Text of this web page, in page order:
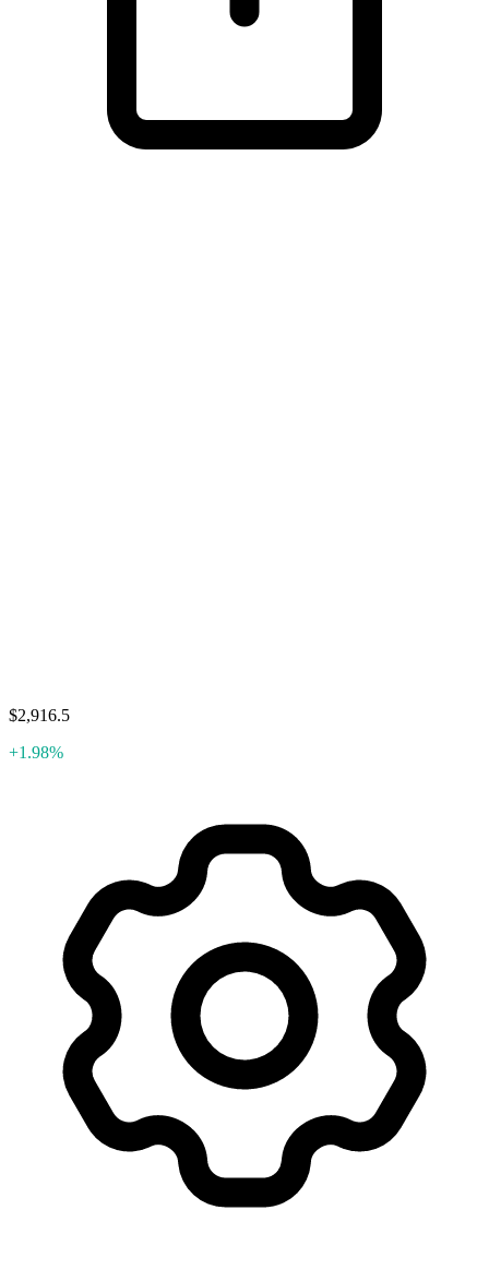
$2,916.5
+1.98%